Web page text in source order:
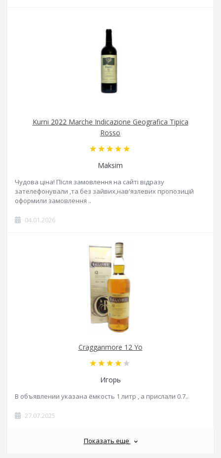
Kurni 2022 Marche Indicazione Geografica Tipica
Rosso
Maksim
Чудова ціна! Після замовлення на сайті відразу
зателефонували ,та без зайвих,нав'язлевих пропозицій
оформили замовлення ..
04.01.2026
Cragganmore 12 Yo
Игорь
В объявлении указана ёмкость 1 литр , а прислали 0.7..
27.07.2025
Показать еще